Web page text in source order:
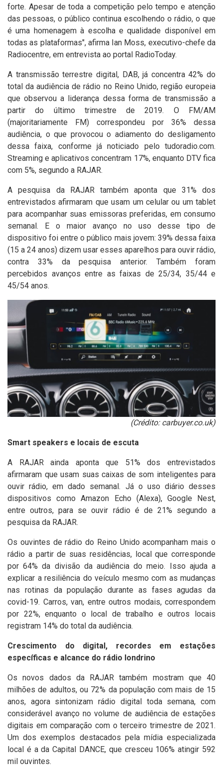
forte. Apesar de toda a competição pelo tempo e atenção
das pessoas, o público continua escolhendo o rádio, o que
é uma homenagem à escolha e qualidade disponível em
todas as plataformas", afirma Ian Moss, executivo-chefe da
Radiocentre, em entrevista ao portal RadioToday.
A transmissão terrestre digital, DAB, já concentra 42% do
total da audiência de rádio no Reino Unido, região europeia
que observou a liderança dessa forma de transmissão a
partir do último trimestre de 2019. O FM/AM
(majoritariamente FM) correspondeu por 36% dessa
audiência, o que provocouo adiamento do desligamento
dessa faixa, conforme já noticiado pelo tudoradio.com.
Streaming e aplicativos concentram 17%, enquanto DTV fica
com 5%, segundo a RAJAR.
A pesquisa da RAJAR também aponta que 31% dos
entrevistados afirmaram que usam um celular ou um tablet
para acompanhar suas emissoras preferidas, em consumo
semanal. E o maior avanço no uso desse tipo de
dispositivo foi entre o público mais jovem: 39% dessa faixa
(15 a 24 anos) dizem usar esses aparelhos para ouvir rádio,
contra 33% da pesquisa anterior. Também foram
percebidos avanços entre as faixas de 25/34, 35/44 e
45/54 anos.
(Crédito: carbuyer.co.uk)
Smart speakers e locais de escuta
A RAJAR ainda aponta que 51% dos entrevistados
afirmaram que usam suas caixas de som inteligentes para
ouvir rádio, em dado semanal. Já o uso diário desses
dispositivos como Amazon Echo (Alexa), Google Nest,
entre outros, para se ouvir rádio é de 21% segundo a
pesquisa da RAJAR.
Os ouvintes de rádio do Reino Unido acompanham mais o
rádio a partir de suas residências, local que corresponde
por 64% da divisão da audiência do meio. Isso ajuda a
explicar a resiliência do veículo mesmo com as mudanças
nas rotinas da população durante as fases agudas da
covid-19. Carros, van, entre outros modais, correspondem
por 22%, enquanto o local de trabalho e outros locais
registram 14% do total da audiência.
Crescimento do digital, recordes em estações
específicas e alcance do rádio londrino
Os novos dados da RAJAR também mostram que 40
milhões de adultos, ou 72% da população com mais de 15
anos, agora sintonizam rádio digital toda semana, com
considerável avanço no volume de audiência de estações
digitais em comparação com o terceiro trimestre de 2021.
Um dos exemplos destacados pela mídia especializada
local é a da Capital DANCE, que cresceu 106% atingir 592
mil ouvintes.